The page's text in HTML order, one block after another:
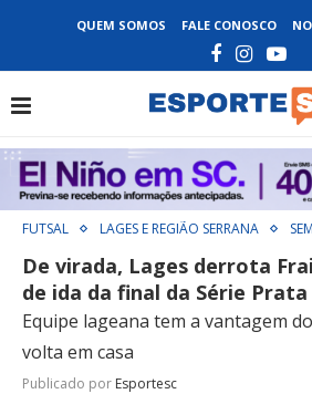
QUEM SOMOS FALE CONOSCO
FUTSAL LAGES E REGIÃO SERRANA
De virada, Lages derrota
de ida da final da Série Prata
Equipe lageana tem a vantagem
volta em casa
Publicado por Esportesc